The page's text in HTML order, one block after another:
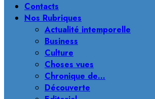
Contacts
Nos Rubriques
Actualité intemporelle
Business
Culture
Choses vues
Chronique de…
Découverte